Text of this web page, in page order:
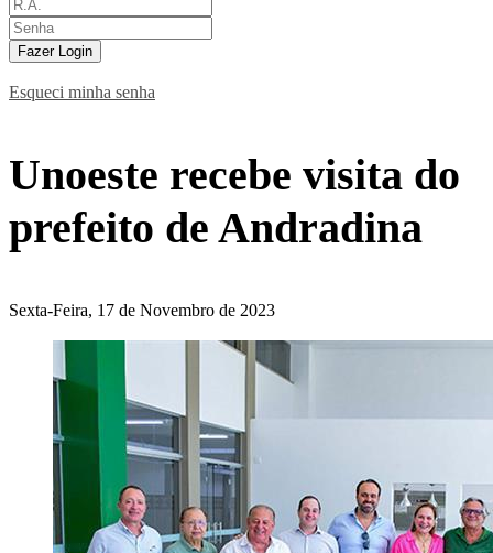
Fazer Login
Esqueci minha senha
Unoeste recebe visita do
prefeito de Andradina
Sexta-Feira, 17 de Novembro de 2023